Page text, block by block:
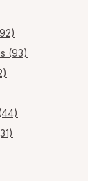
(93)